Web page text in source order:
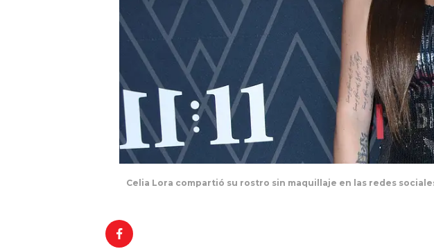
Celia Lora compartió su rostro sin maquillaje en las redes